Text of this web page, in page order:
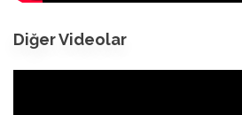
Diğer Videolar